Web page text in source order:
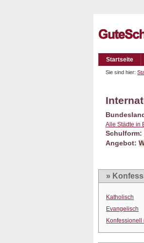
Startseite
Sie sind hier:
Alle Städte in
Schulform:
Angebot:
»
Katholisch
Evangelisch
Konfessionell